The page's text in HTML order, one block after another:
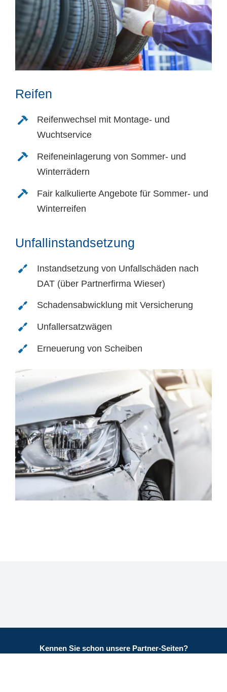
Reifen
Reifenwechsel mit Montage- und
Wuchtservice
Reifeneinlagerung von Sommer- und
Winterrädern
Fair kalkulierte Angebote für Sommer- und
Winterreifen
Unfallinstandsetzung
Instandsetzung von Unfallschäden nach
DAT (über Partnerfirma Wieser)
Schadensabwicklung mit Versicherung
Unfallersatzwägen
Erneuerung von Scheiben
Kennen Sie schon unsere Partner-Seiten?